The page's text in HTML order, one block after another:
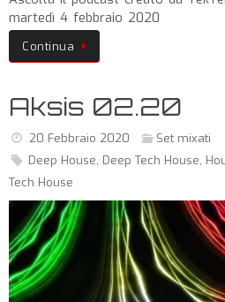
martedì 4 febbraio 2020
Continua
Aksis 02.20
20 Febbraio 2020
Set mixati
Deep House, Deep Tech House,
Tech House